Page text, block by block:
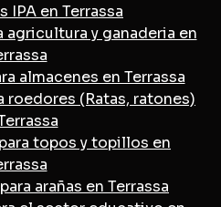
IPA en Terrassa
agricultura y ganaderia en
almacenes en Terrassa
roedores (Ratas, ratones)
topos y topillos en
arañas en Terrassa